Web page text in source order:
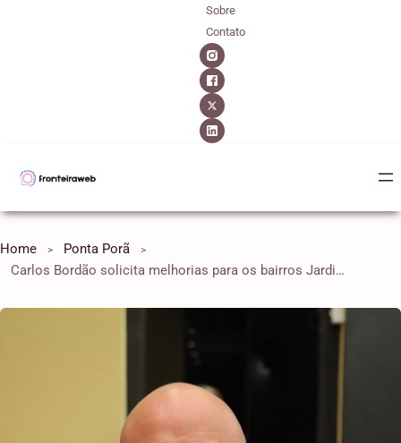
Sobre
Contato
Home
Ponta Porã
Carlos Bordão solicita melhorias para os bairros Jardim Ivone e Vila Maisa